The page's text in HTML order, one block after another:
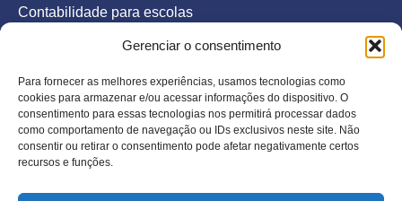
Gerenciar o consentimento
Para fornecer as melhores experiências, usamos tecnologias como
cookies para armazenar e/ou acessar informações do dispositivo. O
consentimento para essas tecnologias nos permitirá processar dados
como comportamento de navegação ou IDs exclusivos neste site. Não
consentir ou retirar o consentimento pode afetar negativamente certos
recursos e funções.
Contabilidade para escolas
©2026 Todos os direitos reservados.
Política de Privacidade